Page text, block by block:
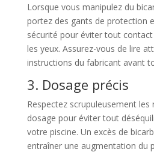
Lorsque vous manipulez du
portez des gants de protection
sécurité pour éviter tout
les yeux. Assurez-vous de lire
instructions du fabricant avant
3. Dosage précis
Respectez scrupuleusement
dosage pour éviter tout
votre piscine. Un excès de
entraîner une augmentation du